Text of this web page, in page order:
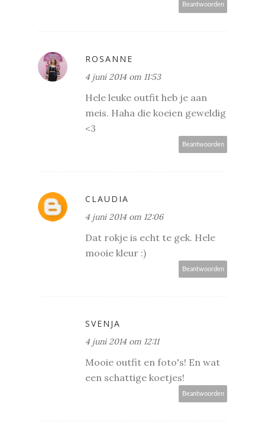
Beantwoorden
ROSANNE
4 juni 2014 om 11:53
Hele leuke outfit heb je aan
meis. Haha die koeien geweldig
<3
Beantwoorden
CLAUDIA
4 juni 2014 om 12:06
Dat rokje is echt te gek. Hele
mooie kleur :)
Beantwoorden
SVENJA
4 juni 2014 om 12:11
Mooie outfit en foto's! En wat
een schattige koetjes!
Beantwoorden